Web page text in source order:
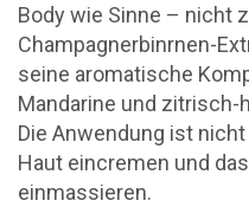
Body wie Sinne – nicht
Champagnerbinrnen-
seine aromatische
Mandarine und zitrisch-
Die Anwendung ist
Haut eincremen und
einmassieren.